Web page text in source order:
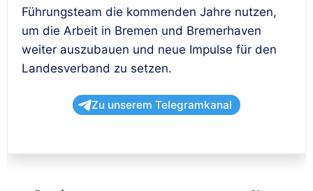
Führungsteam die kommenden Jahre nutzen,
um die Arbeit in Bremen und Bremerhaven
weiter auszubauen und neue Impulse für den
Landesverband zu setzen.
Zu unserem Telegramkanal